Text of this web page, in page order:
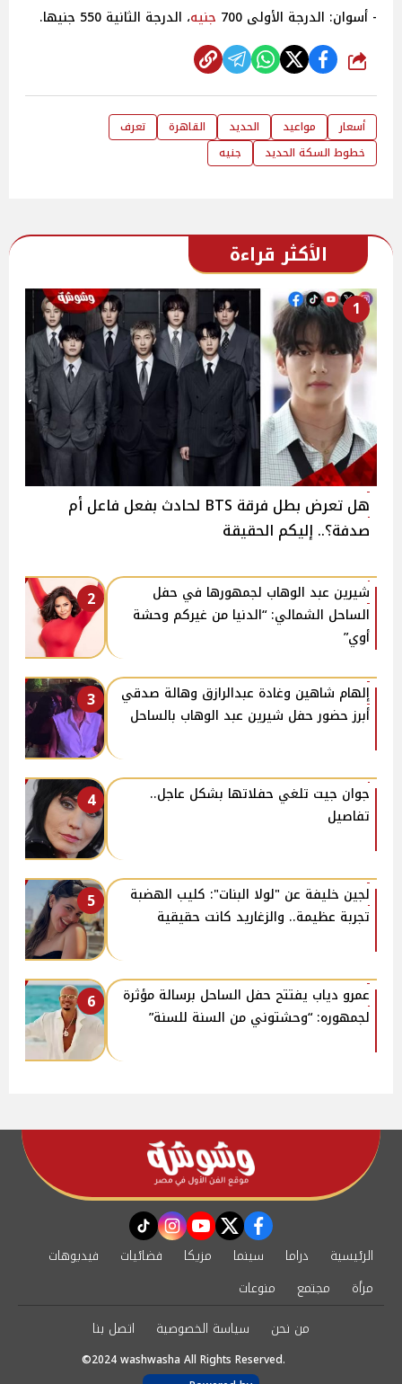
- أسوان: الدرجة الأولى 700
جنيه، الدرجة الثانية 550 جنيها.
شارك
أسعار مواعيد الحديد القاهرة
تعرف
خطوط السكة الحديد
جنيه
الأكثر قراءة
1
هل تعرض بطل فرقة BTS لحادث بفعل فاعل أم
صدفة؟.. إليكم الحقيقة
2
شيرين عبد الوهاب لجمهورها في حفل
الساحل الشمالي: “الدنيا من غيركم وحشة
أوي”
3
إلهام شاهين وغادة عبدالرازق وهالة صدقي
أبرز حضور حفل شيرين عبد الوهاب بالساحل
4
جوان جيت تلغي حفلاتها بشكل عاجل..
تفاصيل
5
لجين خليفة عن "لولا البنات": كليب الهضبة
تجربة عظيمة.. والزغاريد كانت حقيقية
6
عمرو دياب يفتتح حفل الساحل برسالة مؤثرة
لجمهوره: “وحشتوني من السنة للسنة”
facebook
twitter
youtube
instagram
tiktok
الرئيسية دراما سينما مزيكا فضائيات
فيديوهات
مرأة
مجتمع
منوعات
من نحن
سياسة الخصوصية اتصل بنا
©2024 washwasha All Rights Reserved.